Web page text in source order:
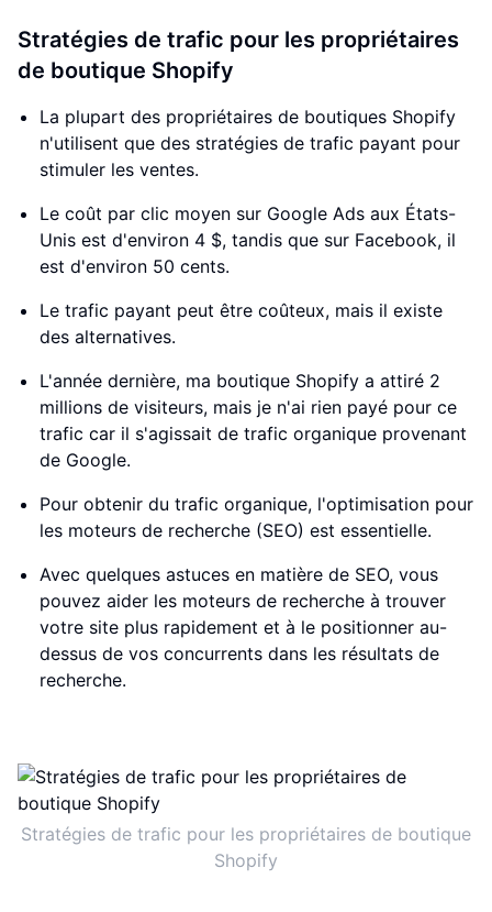
Stratégies de trafic pour les propriétaires
de boutique Shopify
La plupart des propriétaires de boutiques Shopify
n'utilisent que des stratégies de trafic payant pour
stimuler les ventes.
Le coût par clic moyen sur Google Ads aux États-
Unis est d'environ 4 $, tandis que sur Facebook, il
est d'environ 50 cents.
Le trafic payant peut être coûteux, mais il existe
des alternatives.
L'année dernière, ma boutique Shopify a attiré 2
millions de visiteurs, mais je n'ai rien payé pour ce
trafic car il s'agissait de trafic organique provenant
de Google.
Pour obtenir du trafic organique, l'optimisation pour
les moteurs de recherche (SEO) est essentielle.
Avec quelques astuces en matière de SEO, vous
pouvez aider les moteurs de recherche à trouver
votre site plus rapidement et à le positionner au-
dessus de vos concurrents dans les résultats de
recherche.
Stratégies de trafic pour les propriétaires de boutique
Shopify